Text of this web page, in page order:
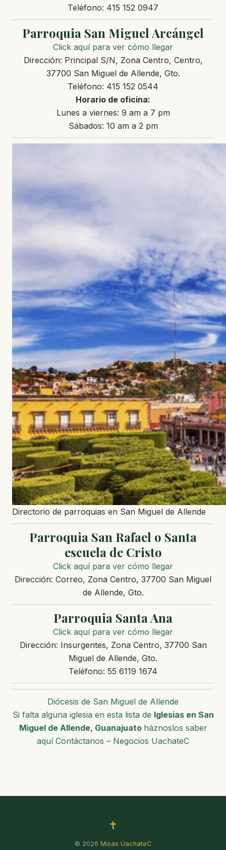
Teléfono: 415 152 0947
Parroquia San Miguel Arcángel
Click aquí para ver cómo llegar
Dirección: Principal S/N, Zona Centro, Centro,
37700 San Miguel de Allende, Gto.
Teléfono: 415 152 0544
Horario de oficina:
Lunes a viernes: 9 am a 7 pm
Sábados: 10 am a 2 pm
Directorio de parroquias en San Miguel de Allende
Parroquia San Rafael o Santa
escuela de Cristo
Click aquí para ver cómo llegar
Dirección: Correo, Zona Centro, 37700 San Miguel
de Allende, Gto.
Parroquia Santa Ana
Click aquí para ver cómo llegar
Dirección: Insurgentes, Zona Centro, 37700 San
Miguel de Allende, Gto.
Teléfono: 55 6119 1674
Diócesis de San Miguel de Allende
Si falta alguna iglesia en esta lista de Iglesias en San
Miguel de Allende, Guanajuato háznoslos saber
aquí Contáctanos – Negocios UachateC
✝
© 2026 Misas UachateC